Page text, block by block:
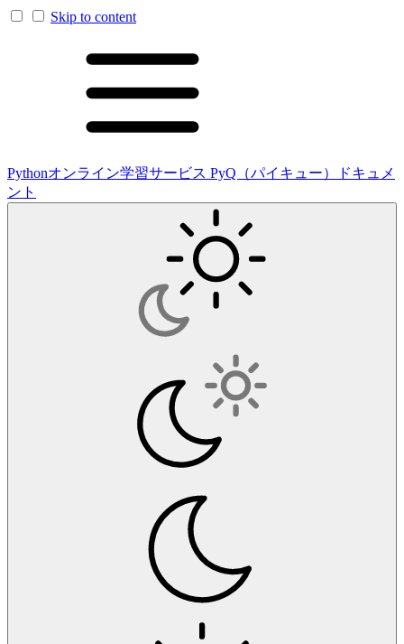
Skip to content
Pythonオンライン学習サービス PyQ（パイキュー）ドキュメ
ント